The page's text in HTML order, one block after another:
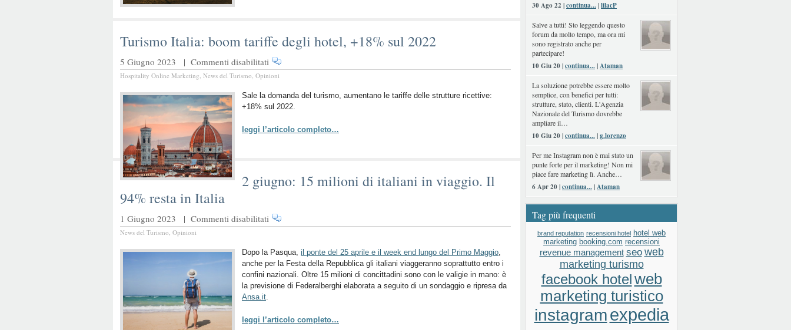
Turismo Italia: boom tariffe degli hotel, +18% sul 2022
5 Giugno 2023 | Commenti disabilitati su
Turismo
boom
tariffe
hotel,
Hospitality Online Marketing, News del Turismo, Opinioni
Sale la domanda del turismo, aumentano le tariffe delle strutture ricettive:
+18% sul 2022.
leggi l’articolo completo…
2 giugno: 15 milioni di italiani in viaggio. Il
94% resta in Italia
1 Giugno 2023 | Commenti disabilitati su
2
15
milioni
di
italiani
Il
News del Turismo, Opinioni
Dopo la Pasqua, il ponte del 25 aprile e il week end lungo del Primo Maggio,
anche per la Festa della Repubblica gli italiani viaggeranno soprattutto entro i
confini nazionali. Oltre 15 milioni di concittadini sono con le valigie in mano: è
la previsione di Federalberghi elaborata a seguito di un sondaggio e ripresa da
Ansa.it.
leggi l’articolo completo…
30 Ago 22 |continua...|lilacP
Salve a tutti! Sto leggendo questo
forum da molto tempo, ma ora mi
sono registrato anche per
partecipare!
10 Giu 20 |continua...|Ataman
La soluzione potrebbe essere molto
semplice, con benefici per tutti:
strutture, stato, clienti. L'Agenzia
Nazionale del Turismo dovrebbe
ampliare il…
10 Giu 20 |continua...|g.lorenzo
Per me Instagram non è mai stato un
punte forte per il marketing! Non mi
piace fare marketing lì. Anche…
6 Apr 20 |continua...|Ataman
Tag più frequenti
brand reputation recensioni hotel hotel web
marketing booking.com recensioni
revenue management seo web
marketing turismo
facebook hotelweb
marketing turistico
instagramexpedia